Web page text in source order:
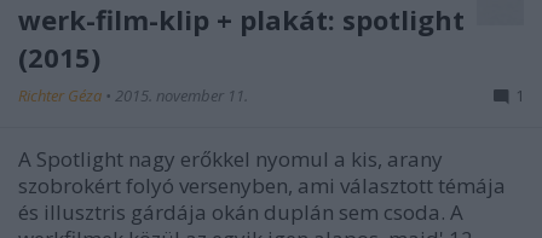
werk-film-klip + plakát: spotlight
(2015)
Richter Géza • 2015. november 11. 1
A Spotlight nagy erőkkel nyomul a kis, arany
szobrokért folyó versenyben, ami választott témája
és illusztris gárdája okán duplán sem csoda. A